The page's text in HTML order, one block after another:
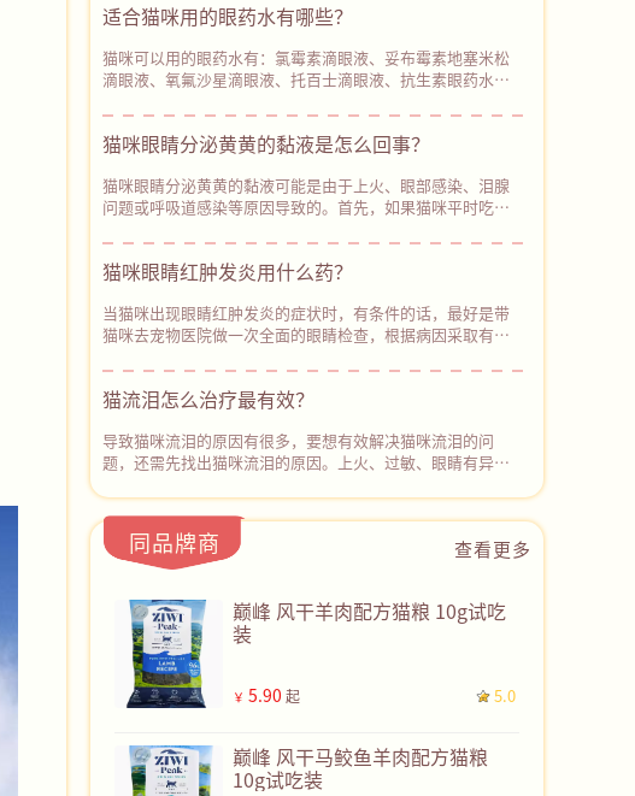
不仅可以覆盖100+种真菌和细菌，而且
时促进受损皮肤修复。
适合猫咪用的眼药水有哪些？‌
猫咪可以用的眼药水有：氯霉素滴眼液、妥布霉素地塞米松
滴眼液、氧氟沙星滴眼液、托百士滴眼液、抗生素眼药水、
的眼药水不同，需要根据猫咪的眼部症状来使用合适的眼药
水。当猫咪出现眼部炎症时，可以给它使用氯霉素滴眼液进
猫咪眼睛分泌黄黄的黏液是怎么回事？
猫咪眼睛分泌黄黄的黏液可能是由于上火、眼部感染、泪腺
问题或呼吸道感染等原因导致的。首先，如果猫咪平时吃的
睛分泌物增多、鼻子干燥、‌眼睛发红等症状。因此，主人平
时要注意使用低盐低脂的猫粮给猫咪喂食。如果猫咪除了眼
宠物医院进行检查和治疗。
猫咪眼睛红肿发炎用什么药？
当猫咪出现眼睛红肿发炎的症状时，有条件的话，最好是带
猫咪去宠物医院做一次全面的眼睛检查，根据病因采取有效
理盐水或宠物专用的眼部清洁液轻轻擦拭它的眼周和眼球表
面，‌去除分泌物和污垢。然后使用抗生素眼药水或眼膏进行
院诊治。
猫流泪怎么治疗最有效？
导致猫咪流泪的原因有很多，要想有效解决猫咪流泪的问
题，还需先找出猫咪流泪的原因。上火、过敏、眼睛有异
果不确定病因且猫咪持续流眼泪，建议及时带猫咪去宠物医
院检查，根据检查结果采取对应的治疗措施，彻底解决猫咪
流泪的问题。
同品牌商 查看更多
巅峰 风干羊肉配方猫粮 10g试吃
装
￥ 5.90 起 5.0
巅峰 风干马鲛鱼羊肉配方猫粮
10g试吃装